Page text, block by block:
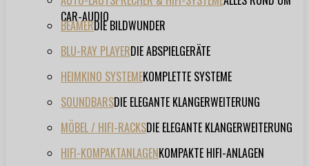
CAR-AUDIO
BEAMERDIE BILDWUNDER
BLU-RAY PLAYERDIE ABSPIELGERÄTE
HEIMKINO SYSTEMEKOMPLETTE SYSTEME
SOUNDBARSDIE ELEGANTE KLANGERWEITERUNG
MÖBEL / HIFI-RACKSDIE ELEGANTE KLANGERWEITERUNG
HIFI-KOMPAKTANLAGENKOMPAKTE HIFI-ANLAGEN